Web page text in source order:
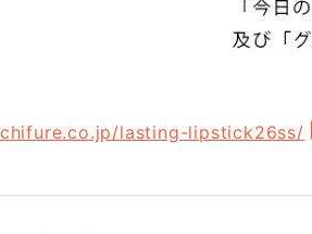
lasting-lipstick26ss/